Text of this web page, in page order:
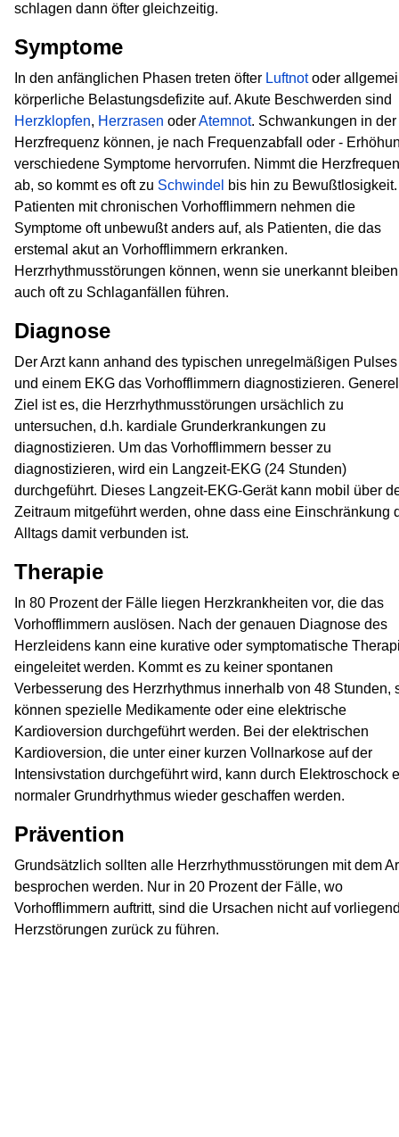
schlagen dann öfter gleichzeitig.
Symptome
In den anfänglichen Phasen treten öfter Luftnotoder
körperliche Belastungsdefizite auf. Akute Beschwerden sind
Herzklopfen, Herzrasen oderAtemnot. Schwankungen in der
Herzfrequenz können, je nach Frequenzabfall oder -
verschiedene Symptome hervorrufen. Nimmt die
ab, so kommt es oft zu Schwindel bis hin zu Bewußtlosigkeit.
Patienten mit chronischen Vorhofflimmern nehmen die
Symptome oft unbewußt anders auf, als Patienten, die das
erstemal akut an Vorhofflimmern erkranken.
Herzrhythmusstörungen können, wenn sie unerkannt
auch oft zu Schlaganfällen führen.
Diagnose
Der Arzt kann anhand des typischen unregelmäßigen Pulses
und einem EKG das Vorhofflimmern diagnostizieren.
Ziel ist es, die Herzrhythmusstörungen ursächlich zu
untersuchen, d.h. kardiale Grunderkrankungen zu
diagnostizieren. Um das Vorhofflimmern besser zu
diagnostizieren, wird ein Langzeit-EKG (24 Stunden)
durchgeführt. Dieses Langzeit-EKG-Gerät kann mobil über
Zeitraum mitgeführt werden, ohne dass eine Einschränkung
Alltags damit verbunden ist.
Therapie
In 80 Prozent der Fälle liegen Herzkrankheiten vor, die das
Vorhofflimmern auslösen. Nach der genauen Diagnose des
Herzleidens kann eine kurative oder symptomatische
eingeleitet werden. Kommt es zu keiner spontanen
Verbesserung des Herzrhythmus innerhalb von 48 Stunden,
können spezielle Medikamente oder eine elektrische
Kardioversion durchgeführt werden. Bei der elektrischen
Kardioversion, die unter einer kurzen Vollnarkose auf der
Intensivstation durchgeführt wird, kann durch Elektroschock
normaler Grundrhythmus wieder geschaffen werden.
Prävention
Grundsätzlich sollten alle Herzrhythmusstörungen mit dem
besprochen werden. Nur in 20 Prozent der Fälle, wo
Vorhofflimmern auftritt, sind die Ursachen nicht auf
Herzstörungen zurück zu führen.